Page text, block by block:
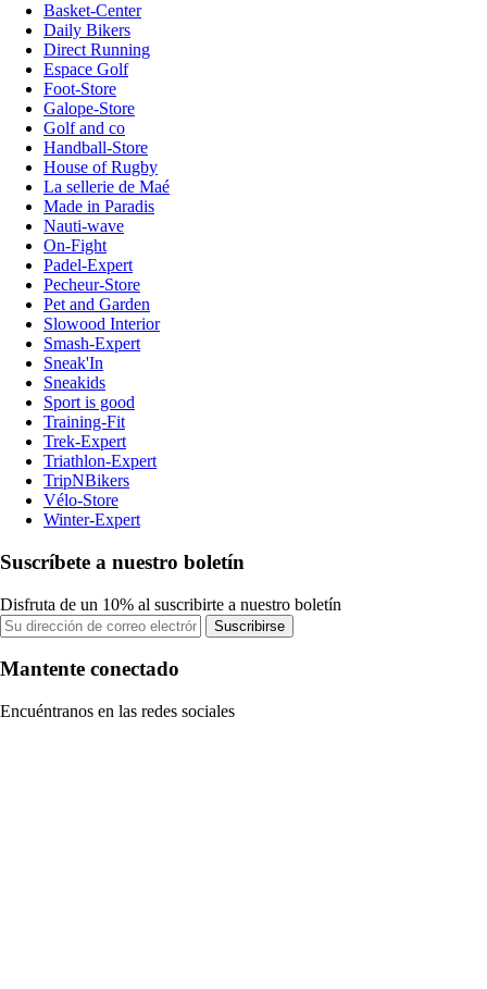
Basket-Center
Daily Bikers
Direct Running
Espace Golf
Foot-Store
Galope-Store
Golf and co
Handball-Store
House of Rugby
La sellerie de Maé
Made in Paradis
Nauti-wave
On-Fight
Padel-Expert
Pecheur-Store
Pet and Garden
Slowood Interior
Smash-Expert
Sneak'In
Sneakids
Sport is good
Training-Fit
Trek-Expert
Triathlon-Expert
TripNBikers
Vélo-Store
Winter-Expert
Suscríbete a nuestro boletín
Disfruta de un 10% al suscribirte a nuestro boletín
Suscribirse
Mantente conectado
Encuéntranos en las redes sociales